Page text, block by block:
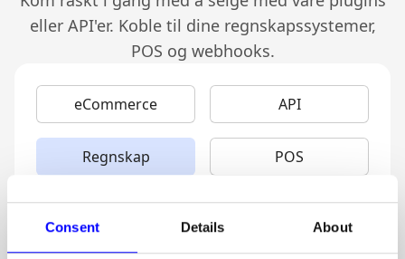
Consent Details About
eller API'er. Koble til dine regnskapssystemer,
POS og webhooks.
eCommerce API
Regnskap POS
regnskapssystem
Regnskapssystemer og ERP-løsninger